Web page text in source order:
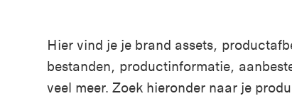
Hier vind je je brand assets,
bestanden, productinformatie,
veel meer. Zoek hieronder naar je